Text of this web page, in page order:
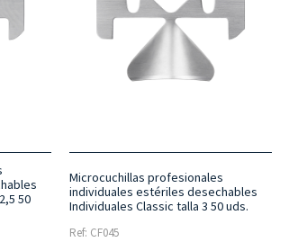
50
Microcuchillas profesionales
individuales estériles desechables
Individuales Classic talla 3 50 uds.
Ref: CF045